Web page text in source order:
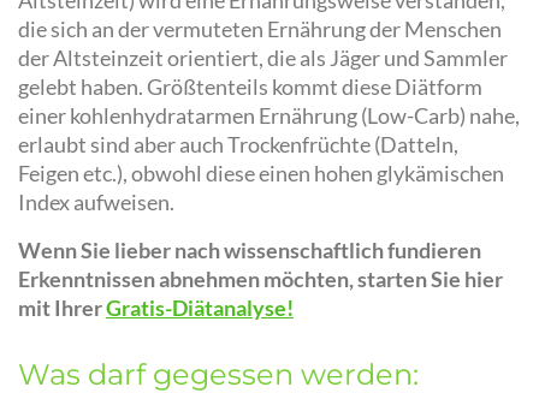
die sich an der vermuteten Ernährung der Menschen
der Altsteinzeit orientiert, die als Jäger und Sammler
gelebt haben. Größtenteils kommt diese Diätform
einer kohlenhydratarmen Ernährung (Low-Carb) nahe,
erlaubt sind aber auch Trockenfrüchte (Datteln,
Feigen etc.), obwohl diese einen hohen glykämischen
Index aufweisen.
Wenn Sie lieber nach wissenschaftlich fundieren
Erkenntnissen abnehmen möchten, starten Sie hier
mit IhrerGratis-Diätanalyse!
Was darf gegessen werden: